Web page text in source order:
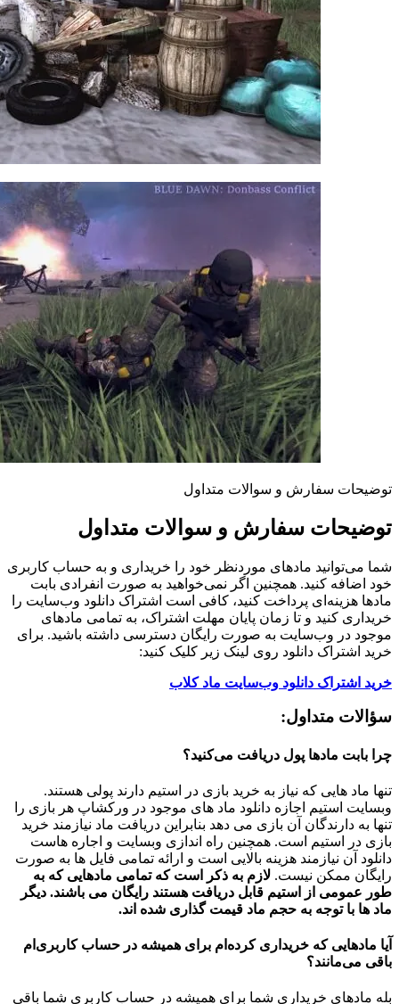
توضیحات سفارش و سوالات متداول
توضیحات سفارش و سوالات متداول
شما می‌توانید مادهای موردنظر خود را خریداری و به حساب کاربری
خود اضافه کنید. همچنین اگر نمی‌خواهید به صورت انفرادی بابت
مادها هزینه‌ای پرداخت کنید، کافی است اشتراک دانلود وب‌سایت را
خریداری کنید و تا زمان پایان مهلت اشتراک، به تمامی مادهای
موجود در وب‌سایت به صورت رایگان دسترسی داشته باشید. برای
خرید اشتراک دانلود روی لینک زیر کلیک کنید:
خرید اشتراک دانلود وب‌سایت ماد کلاب
سؤالات متداول:
چرا بابت مادها پول دریافت می‌کنید؟
تنها ماد هایی که نیاز به خرید بازی در استیم دارند پولی هستند.
وبسایت استیم اجازه دانلود ماد های موجود در ورکشاپ هر بازی را
تنها به دارندگان آن بازی می دهد بنابراین دریافت ماد نیازمند خرید
بازی در استیم است. همچنین راه اندازی وبسایت و اجاره هاست
دانلود آن نیازمند هزینه بالایی است و ارائه تمامی فایل ها به صورت
رایگان ممکن نیست. لازم به ذکر است که تمامی مادهایی که به
طور عمومی از استیم قابل دریافت هستند رایگان می باشند. دیگر
ماد ها با توجه به حجم ماد قیمت گذاری شده اند.
آیا مادهایی که خریداری کرده‌ام برای همیشه در حساب‌ کاربری‌ام
باقی می‌مانند؟
بله مادهای خریداری شما برای همیشه در حساب کاربری شما باقی